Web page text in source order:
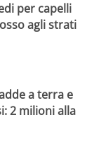
per capelli
agli strati
a terra e
2 milioni alla